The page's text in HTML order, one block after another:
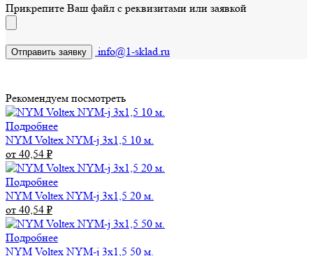
Прикрепите Ваш файл с реквизитами или заявкой
info@1-sklad.ru
Рекомендуем посмотреть
Подробнее
NYM Voltex NYM-j 3х1,5 10 м.
от 40,54 ₽
Подробнее
NYM Voltex NYM-j 3х1,5 20 м.
от 40,54 ₽
Подробнее
NYM Voltex NYM-j 3х1,5 50 м.